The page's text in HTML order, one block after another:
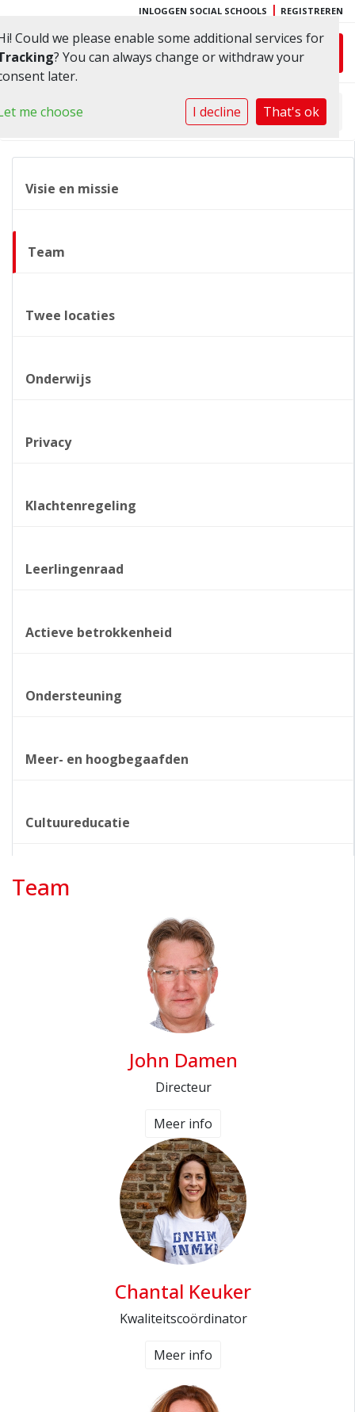
INLOGGEN SOCIAL SCHOOLS | REGISTREREN
Onze school» Team
Visie en missie
Team
Twee locaties
Onderwijs
Privacy
Klachtenregeling
Leerlingenraad
Actieve betrokkenheid
Ondersteuning
Meer- en hoogbegaafden
Cultuureducatie
Team
John Damen
Directeur
Meer info
Chantal Keuker
Kwaliteitscoördinator
Meer info
Could we please enable some additional services for
? You can always change or withdraw your
later.
me choose I decline That's ok